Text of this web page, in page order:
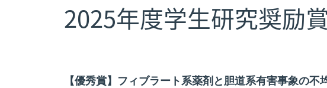
2025年度学生研究奨励賞
【優秀賞】フィブラート系薬剤と胆道系有害事象の